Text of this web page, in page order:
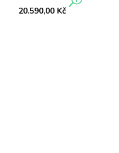
20.590,00 Kč